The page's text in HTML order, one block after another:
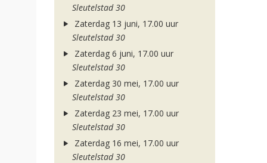
Sleutelstad 30
Zaterdag 13 juni, 17.00 uur
Sleutelstad 30
Zaterdag 6 juni, 17.00 uur
Sleutelstad 30
Zaterdag 30 mei, 17.00 uur
Sleutelstad 30
Zaterdag 23 mei, 17.00 uur
Sleutelstad 30
Zaterdag 16 mei, 17.00 uur
Sleutelstad 30